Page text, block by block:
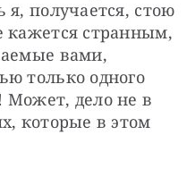
я, получается, стою
кажется странным,
вами,
только одного
Может, дело не в
которые в этом